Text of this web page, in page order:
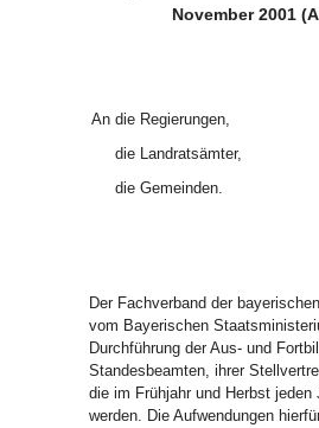
November 2001
An die Regierungen,
die Landratsämter,
die Gemeinden.
Der Fachverband der
vom Bayerischen
Durchführung der Aus- und
Standesbeamten, ihrer
die im Frühjahr und Herbst jeden
werden. Die Aufwendungen